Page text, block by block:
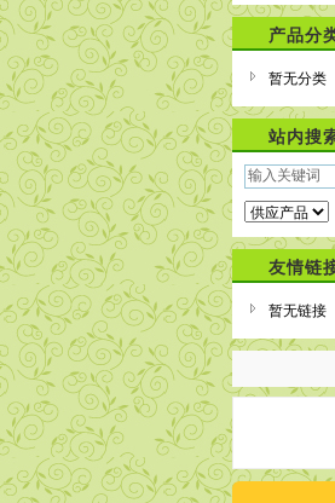
产品分
暂无分类
站内搜
友情链
暂无链接